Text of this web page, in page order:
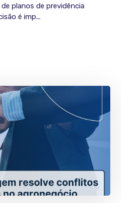
planos de previdência
é imp...